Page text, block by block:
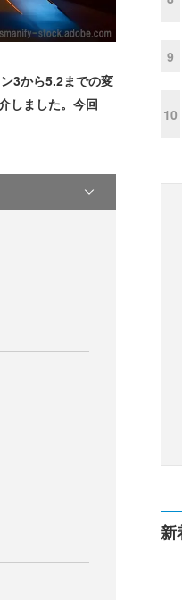
3から5.2までの変
しました。今回
9
10
新